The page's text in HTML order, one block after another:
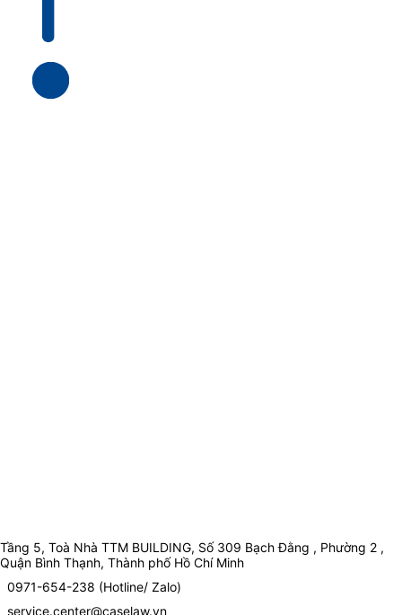
Tầng 5, Toà Nhà TTM BUILDING, Số 309 Bạch Đằng , Phường 2 ,
Quận Bình Thạnh, Thành phố Hồ Chí Minh
0971-654-238 (Hotline/ Zalo)
service.center@caselaw.vn